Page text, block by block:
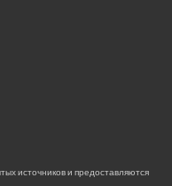
источников и предоставляются